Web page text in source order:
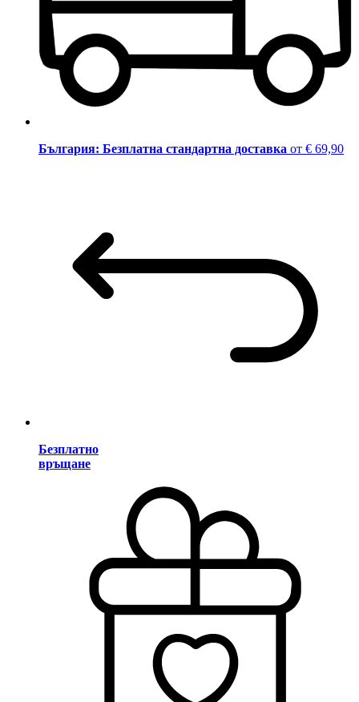
България: Безплатна стандартна доставка от € 69,90
Безплатно
връщане